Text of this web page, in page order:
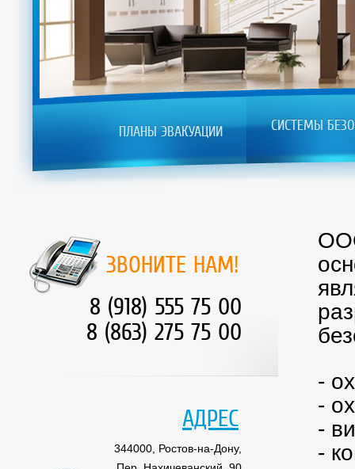
ПЛАНЫ ЭВАКУАЦИИ СИСТЕМЫ
ЗВОНИТЕ НАМ!
8 (918) 555 75 00
8 (863) 275 75 00
АДРЕС
344000, Ростов-на-Дону,
-
-
-
-